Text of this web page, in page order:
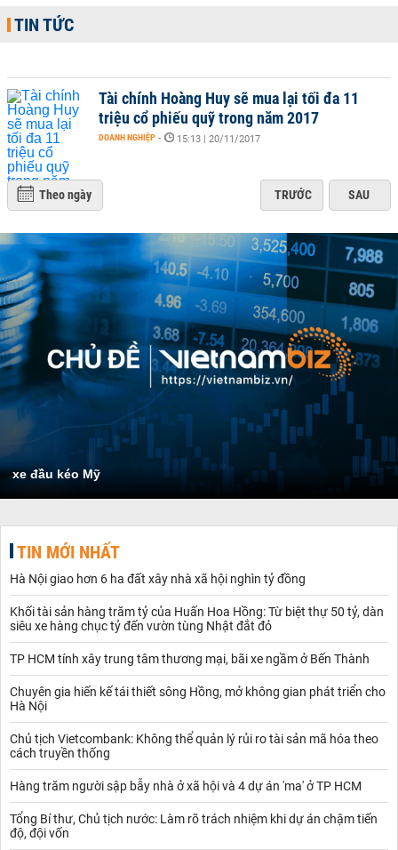
TIN TỨC
Tài chính Hoàng Huy sẽ mua lại tối đa 11
triệu cổ phiếu quỹ trong năm 2017
DOANH NGHIỆP - 15:13 | 20/11/2017
Theo ngày TRƯỚC SAU
xe đầu kéo Mỹ
TIN MỚI NHẤT
Hà Nội giao hơn 6 ha đất xây nhà xã hội nghìn tỷ đồng
Khối tài sản hàng trăm tỷ của Huấn Hoa Hồng: Từ biệt thự 50 tỷ, dàn
siêu xe hàng chục tỷ đến vườn tùng Nhật đắt đỏ
TP HCM tính xây trung tâm thương mại, bãi xe ngầm ở Bến Thành
Chuyên gia hiến kế tái thiết sông Hồng, mở không gian phát triển cho
Hà Nội
Chủ tịch Vietcombank: Không thể quản lý rủi ro tài sản mã hóa theo
cách truyền thống
Hàng trăm người sập bẫy nhà ở xã hội và 4 dự án 'ma' ở TP HCM
Tổng Bí thư, Chủ tịch nước: Làm rõ trách nhiệm khi dự án chậm tiến
độ, đội vốn